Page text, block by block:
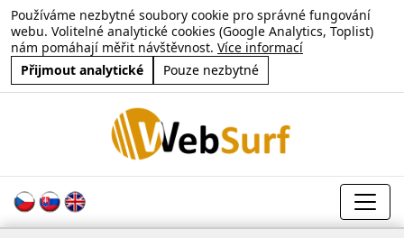
Používáme nezbytné soubory cookie pro správné fungování
webu. Volitelné analytické cookies (Google Analytics, Toplist)
nám pomáhají měřit návštěvnost. Více informací
Přijmout analytické
Pouze nezbytné